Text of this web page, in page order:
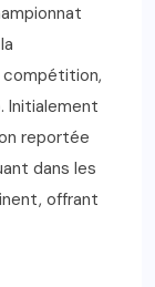
Initialement
reportée
dans les
offrant